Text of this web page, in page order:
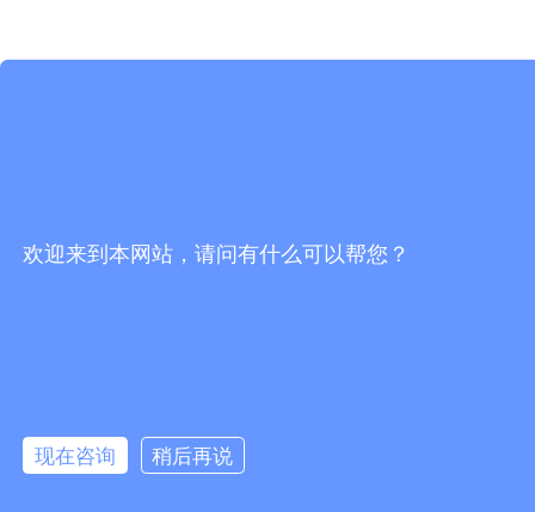
欢迎来到本网站，请问有什么可以帮您？
现在咨询 稍后再说